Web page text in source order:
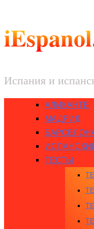
Испания и
АЛИКАНТЕ
МАДРИД
ТЕСТЫ